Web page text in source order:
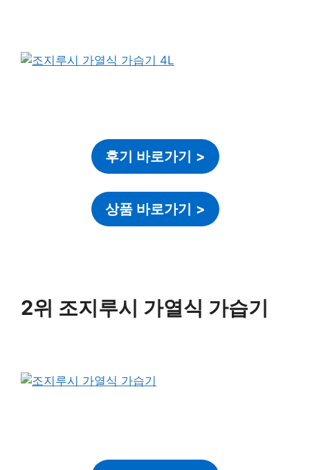
후기 바로가기 >
상품 바로가기 >
2위 조지루시 가열식 가습기